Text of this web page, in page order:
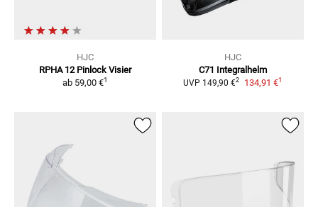
HJC
RPHA 12 Pinlock Visier
ab 59,00 €1
HJC
C71 Integralhelm
UVP 149,90 €2 134,91 €1